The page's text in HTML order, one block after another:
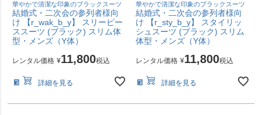
華やかで清潔な印象のブラックスーツ
結婚式・二次会の参列者様向
け 【r_wak_b_y】 スリーピー
ススーツ (ブラック) スリム体
型・メンズ（Y体）
レンタル価格 ¥11,800税込
詳細を見る
華やかで清潔な印象のブラックスーツ
結婚式・二次会の参列者様向
け 【r_sty_b_y】 スタイリッ
シュスーツ (ブラック) スリム
体型・メンズ（Y体）
レンタル価格 ¥11,800税込
詳細を見る